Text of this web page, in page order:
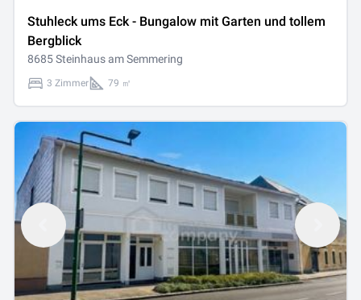
Stuhleck ums Eck - Bungalow mit Garten und tollem
Bergblick
8685 Steinhaus am Semmering
3 Zimmer 79 ㎡